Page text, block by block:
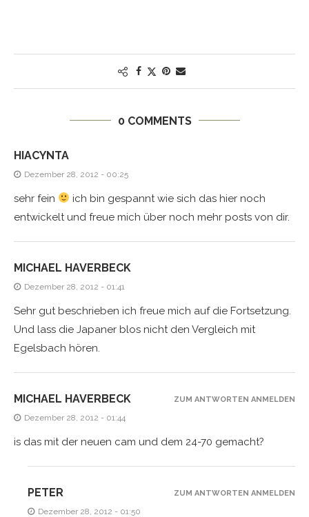
0 COMMENTS
HIACYNTA
Dezember 28, 2012 - 00:25
sehr fein
ich bin gespannt wie sich das hier noch
entwickelt und freue mich über noch mehr posts von dir.
MICHAEL HAVERBECK
Dezember 28, 2012 - 01:41
Sehr gut beschrieben ich freue mich auf die Fortsetzung.
Und lass die Japaner blos nicht den Vergleich mit
Egelsbach hören.
MICHAEL HAVERBECK
Dezember 28, 2012 - 01:44
is das mit der neuen cam und dem 24-70 gemacht?
ZUM ANTWORTEN ANMELDEN
PETER
Dezember 28, 2012 - 01:50
ZUM ANTWORTEN ANMELDEN